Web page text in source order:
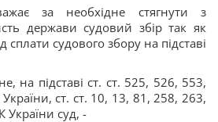
за необхідне стягнути з
держави судовий збір так як
сплати судового збору на підставі
на підставі ст. ст. 525, 526, 553,
ст. ст. 10, 13, 81, 258, 263,
суд, -